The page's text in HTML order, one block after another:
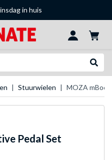
in huis
Stuurwielen MOZA
Pedal Set